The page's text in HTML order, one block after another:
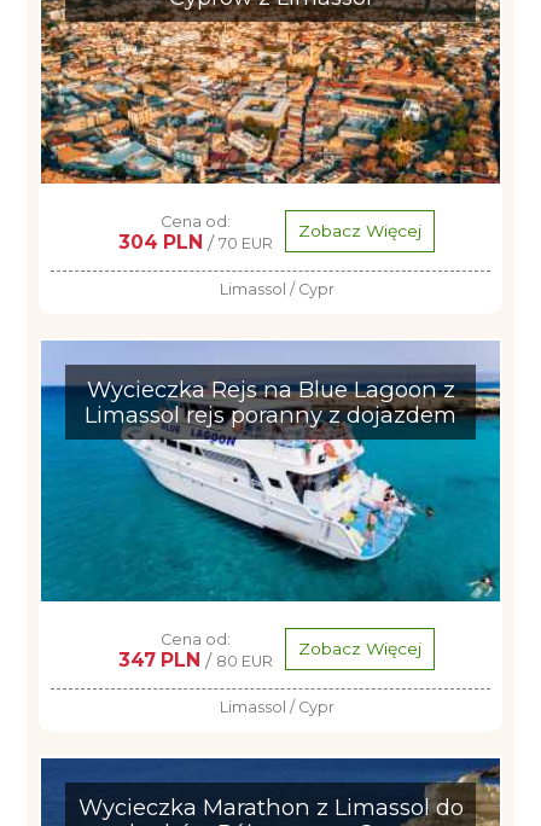
Cena od:
304 PLN / 70 EUR
Zobacz Więcej
Limassol / Cypr
Wycieczka Rejs na Blue Lagoon z
Limassol rejs poranny z dojazdem
Cena od:
347 PLN / 80 EUR
Zobacz Więcej
Limassol / Cypr
Wycieczka Marathon z Limassol do